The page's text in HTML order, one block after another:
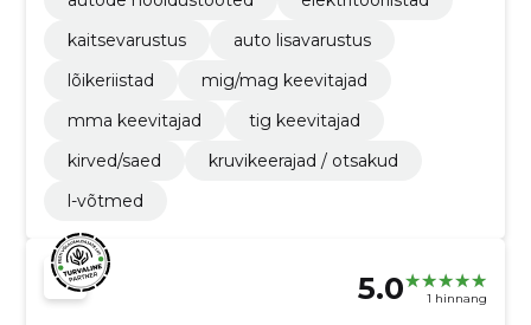
kaitsevarustus
auto lisavarustus
lõikeriistad
mig/mag keevitajad
mma keevitajad
tig keevitajad
kirved/saed
kruvikeerajad / otsakud
l-võtmed
5.0 1 hinnang